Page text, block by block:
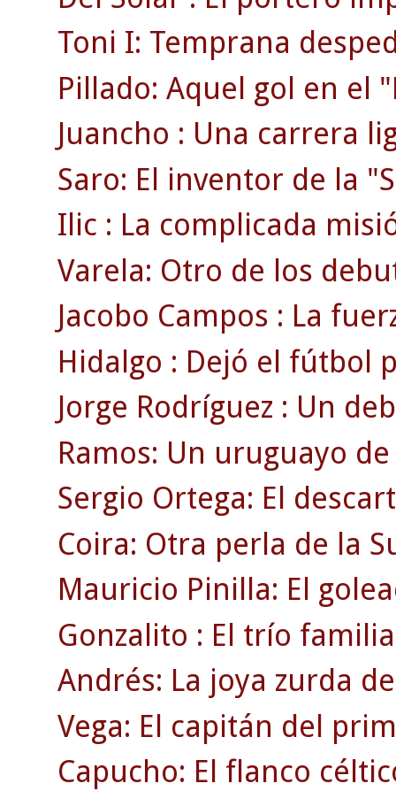
Toni I: Temprana
Pillado: Aquel gol en el
Juancho : Una carrera
Saro: El inventor de la
Ilic : La complicada
Varela: Otro de los
Jacobo Campos : La
Hidalgo : Dejó el fútbol
Jorge Rodríguez : Un
Ramos: Un uruguayo
Sergio Ortega: El
Coira: Otra perla de la
Mauricio Pinilla: El
Gonzalito : El trío
Andrés: La joya zurda
Vega: El capitán del
Capucho: El flanco